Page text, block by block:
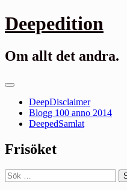
Gå
till
Deepedition
Om allt det andra.
Primär
DeepDisclaimer
Blogg 100 anno 2014
DeepedSamlat
Frisöket
Sök
efter: